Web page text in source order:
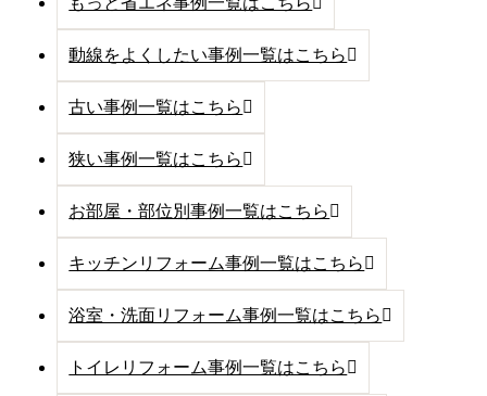
動線をよくしたい事例一覧はこちら
古い事例一覧はこちら
狭い事例一覧はこちら
お部屋・部位別事例一覧はこちら
キッチンリフォーム事例一覧はこちら
浴室・洗面リフォーム事例一覧はこちら
トイレリフォーム事例一覧はこちら